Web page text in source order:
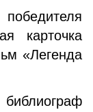
карточка
«Легенда